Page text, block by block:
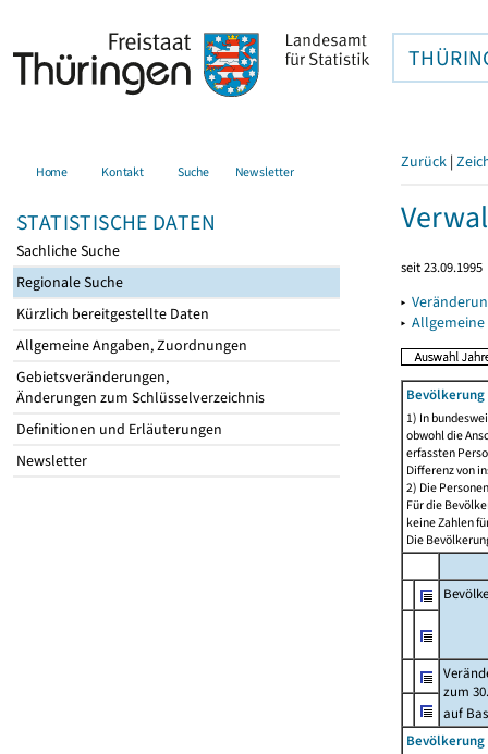
Home Kontakt Suche Newsletter
STATISTISCHE DATEN
Sachliche Suche
Regionale Suche
Kürzlich bereitgestellte Daten
Allgemeine Angaben, Zuordnungen
Gebietsveränderungen,
Änderungen zum Schlüsselverzeichnis
Definitionen und Erläuterungen
Newsletter
Zurück |
seit 23.09.1995
▸
▸
1) In
obwohl die
erfassten
Differenz von
2) Die
Für die
keine Zahlen
Die
zum
auf
Bevölkerung